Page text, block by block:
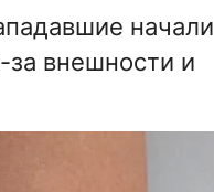
начали
за внешности и